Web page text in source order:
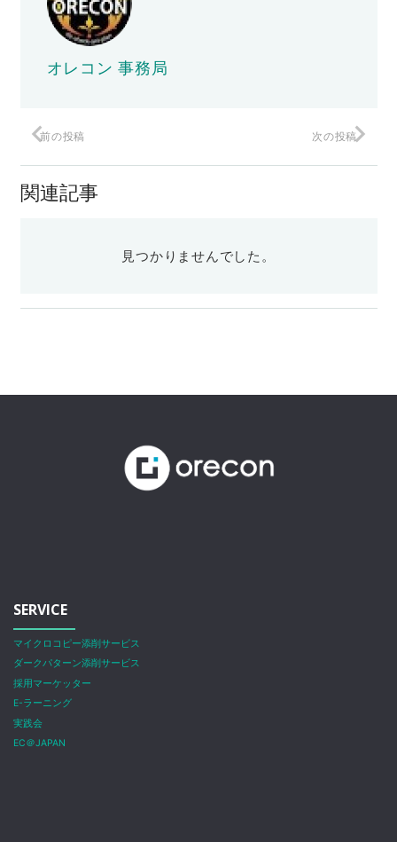
オレコン 事務局
前の投稿 次の投稿
関連記事
見つかりませんでした。
SERVICE
マイクロコピー添削サービス
ダークパターン添削サービス
採用マーケッター
E-ラーニング
実践会
EC＠JAPAN